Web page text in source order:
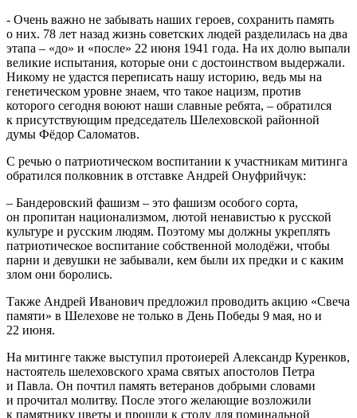
- Очень важно не забывать наших героев, сохранить память
о них. 78 лет назад жизнь советских людей разделилась на два
этапа – «до» и «после» 22 июня 1941 года. На их долю выпали
великие испытания, которые они с достоинством выдержали.
Никому не удастся переписать нашу историю, ведь мы на
генетическом уровне знаем, что такое нацизм, против
которого сегодня воюют наши славные ребята, – обратился
к присутствующим председатель Шелеховской районной
думы Фёдор Саломатов.
С речью о патриотическом воспитании к участникам митинга
обратился полковник в отставке Андрей Онуфрийчук:
– Бандеровский фашизм – это фашизм особого сорта,
он пропитан национализмом, лютой ненавистью к русской
культуре и русским людям. Поэтому мы должны укреплять
патриотическое воспитание собственной молодёжи, чтобы
парни и девушки не забывали, кем были их предки и с каким
злом они боролись.
Также Андрей Иванович предложил проводить акцию «Свеча
памяти» в Шелехове не только в День Победы 9 мая, но и
22 июня.
На митинге также выступил протоиерей Александр Куренков,
настоятель шелеховского храма святых апостолов Петра
и Павла. Он почтил память ветеранов добрыми словами
и прочитал молитву. После этого желающие возложили
к памятнику цветы и прошли к столу для поминальной